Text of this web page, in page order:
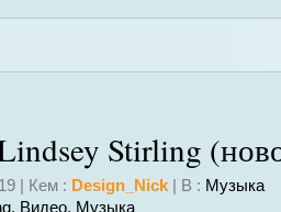
Stirling
| Кем : Design_Nick | В : Музыка
, Видео, Музыка